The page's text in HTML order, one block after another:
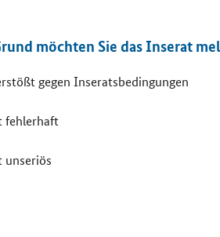
möchten Sie das Inserat
gegen Inseratsbedingungen
fehlerhaft
unseriös